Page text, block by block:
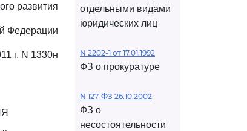
развития
Федерации
г. N 1330н
отдельными видами
юридических лиц
N 2202-1 от 17.01.1992
ФЗ о прокуратуре
N 127-ФЗ 26.10.2002
ФЗ о
несостоятельности